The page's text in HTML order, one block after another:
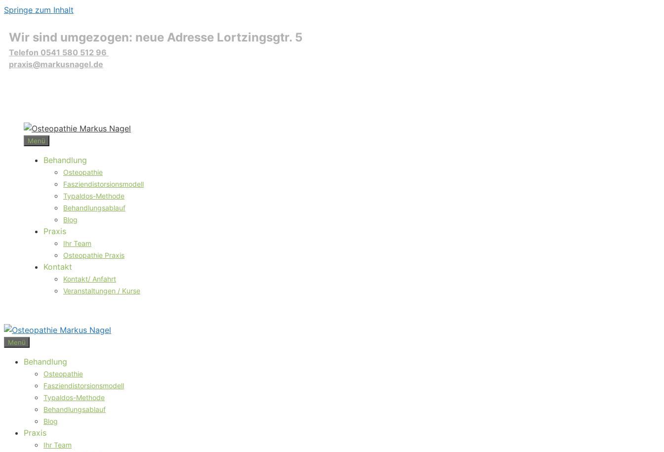
Springe zum Inhalt
Wir sind umgezogen: neue Adresse Lortzingsgtr. 5
Telefon 0541 580 512 96
praxis@markusnagel.de
Menü
Behandlung
Osteopathie
Fasziendistorsionsmodell
Typaldos-Methode
Behandlungsablauf
Blog
Praxis
Ihr Team
Osteopathie Praxis
Kontakt
Kontakt/ Anfahrt
Veranstaltungen / Kurse
Menü
Behandlung
Osteopathie
Fasziendistorsionsmodell
Typaldos-Methode
Behandlungsablauf
Blog
Praxis
Ihr Team